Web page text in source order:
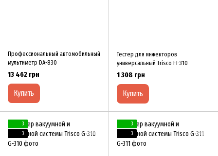
Профессиональный автомобильный
мультиметр DA-830
13 462 грн
Купить
Тестер для инжекторов
универсальный Trisco FT-310
1 308 грн
Купить
3
3
3
3